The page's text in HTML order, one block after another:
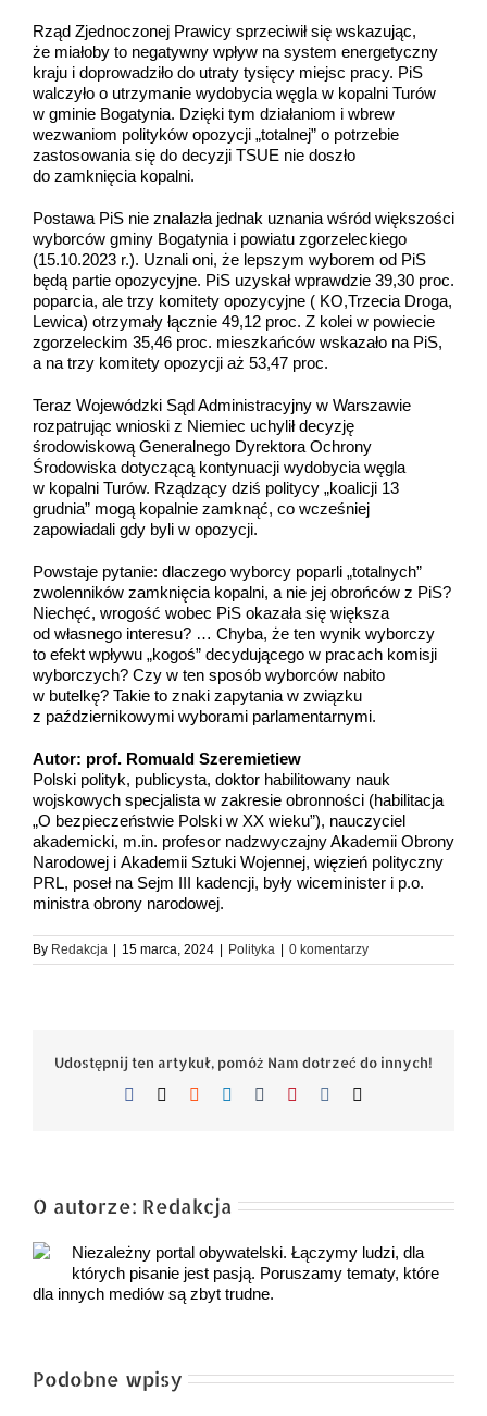
Rząd Zjednoczonej Prawicy sprzeciwił się wskazując,
że miałoby to negatywny wpływ na system energetyczny
kraju i doprowadziło do utraty tysięcy miejsc pracy. PiS
walczyło o utrzymanie wydobycia węgla w kopalni Turów
w gminie Bogatynia. Dzięki tym działaniom i wbrew
wezwaniom polityków opozycji „totalnej” o potrzebie
zastosowania się do decyzji TSUE nie doszło
do zamknięcia kopalni.
Postawa PiS nie znalazła jednak uznania wśród większości
wyborców gminy Bogatynia i powiatu zgorzeleckiego
(15.10.2023 r.). Uznali oni, że lepszym wyborem od PiS
będą partie opozycyjne. PiS uzyskał wprawdzie 39,30 proc.
poparcia, ale trzy komitety opozycyjne ( KO,Trzecia Droga,
Lewica) otrzymały łącznie 49,12 proc. Z kolei w powiecie
zgorzeleckim 35,46 proc. mieszkańców wskazało na PiS,
a na trzy komitety opozycji aż 53,47 proc.
Teraz Wojewódzki Sąd Administracyjny w Warszawie
rozpatrując wnioski z Niemiec uchylił decyzję
środowiskową Generalnego Dyrektora Ochrony
Środowiska dotyczącą kontynuacji wydobycia węgla
w kopalni Turów. Rządzący dziś politycy „koalicji 13
grudnia” mogą kopalnie zamknąć, co wcześniej
zapowiadali gdy byli w opozycji.
Powstaje pytanie: dlaczego wyborcy poparli „totalnych”
zwolenników zamknięcia kopalni, a nie jej obrońców z PiS?
Niechęć, wrogość wobec PiS okazała się większa
od własnego interesu? … Chyba, że ten wynik wyborczy
to efekt wpływu „kogoś” decydującego w pracach komisji
wyborczych? Czy w ten sposób wyborców nabito
w butelkę? Takie to znaki zapytania w związku
z październikowymi wyborami parlamentarnymi.
Autor: prof. Romuald Szeremietiew
Polski polityk, publicysta, doktor habilitowany nauk
wojskowych specjalista w zakresie obronności (habilitacja
„O bezpieczeństwie Polski w XX wieku”), nauczyciel
akademicki, m.in. profesor nadzwyczajny Akademii Obrony
Narodowej i Akademii Sztuki Wojennej, więzień polityczny
PRL, poseł na Sejm III kadencji, były wiceminister i p.o.
ministra obrony narodowej.
By Redakcja 15 marca, 2024 Polityka 0 komentarzy
Udostępnij ten artykuł, pomóż Nam dotrzeć do innych!
Facebook Reddit LinkedIn
TumblrPinterest
O autorze: Redakcja
Niezależny portal obywatelski. Łączymy ludzi, dla
których pisanie jest pasją. Poruszamy tematy, które
dla innych mediów są zbyt trudne.
Podobne wpisy